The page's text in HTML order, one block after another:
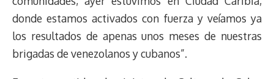
donde estamos activados con fuerza y veíamos ya
los resultados de apenas unos meses de nuestras
brigadas de venezolanos y cubanos”.